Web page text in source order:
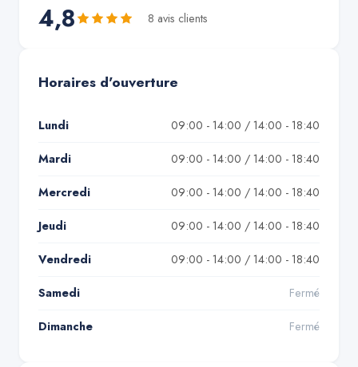
4,8 8 avis clients
Horaires d'ouverture
Lundi 09:00 - 14:00 / 14:00 - 18:40
Mardi 09:00 - 14:00 / 14:00 - 18:40
Mercredi 09:00 - 14:00 / 14:00 - 18:40
Jeudi 09:00 - 14:00 / 14:00 - 18:40
Vendredi 09:00 - 14:00 / 14:00 - 18:40
Samedi Fermé
Dimanche Fermé